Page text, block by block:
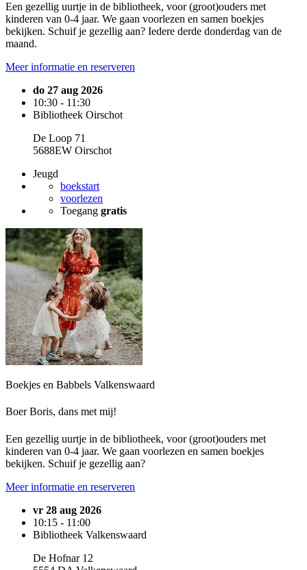
Een gezellig uurtje in de bibliotheek, voor (groot)ouders met
kinderen van 0-4 jaar. We gaan voorlezen en samen boekjes
bekijken. Schuif je gezellig aan? Iedere derde donderdag van de
maand.
Meer informatie en reserveren
do 27 aug 2026
10:30 - 11:30
Bibliotheek Oirschot
De Loop 71
5688EW Oirschot
Jeugd
boekstart
voorlezen
Toegang gratis
Boekjes en Babbels Valkenswaard
Boer Boris, dans met mij!
Een gezellig uurtje in de bibliotheek, voor (groot)ouders met
kinderen van 0-4 jaar. We gaan voorlezen en samen boekjes
bekijken. Schuif je gezellig aan?
Meer informatie en reserveren
vr 28 aug 2026
10:15 - 11:00
Bibliotheek Valkenswaard
De Hofnar 12